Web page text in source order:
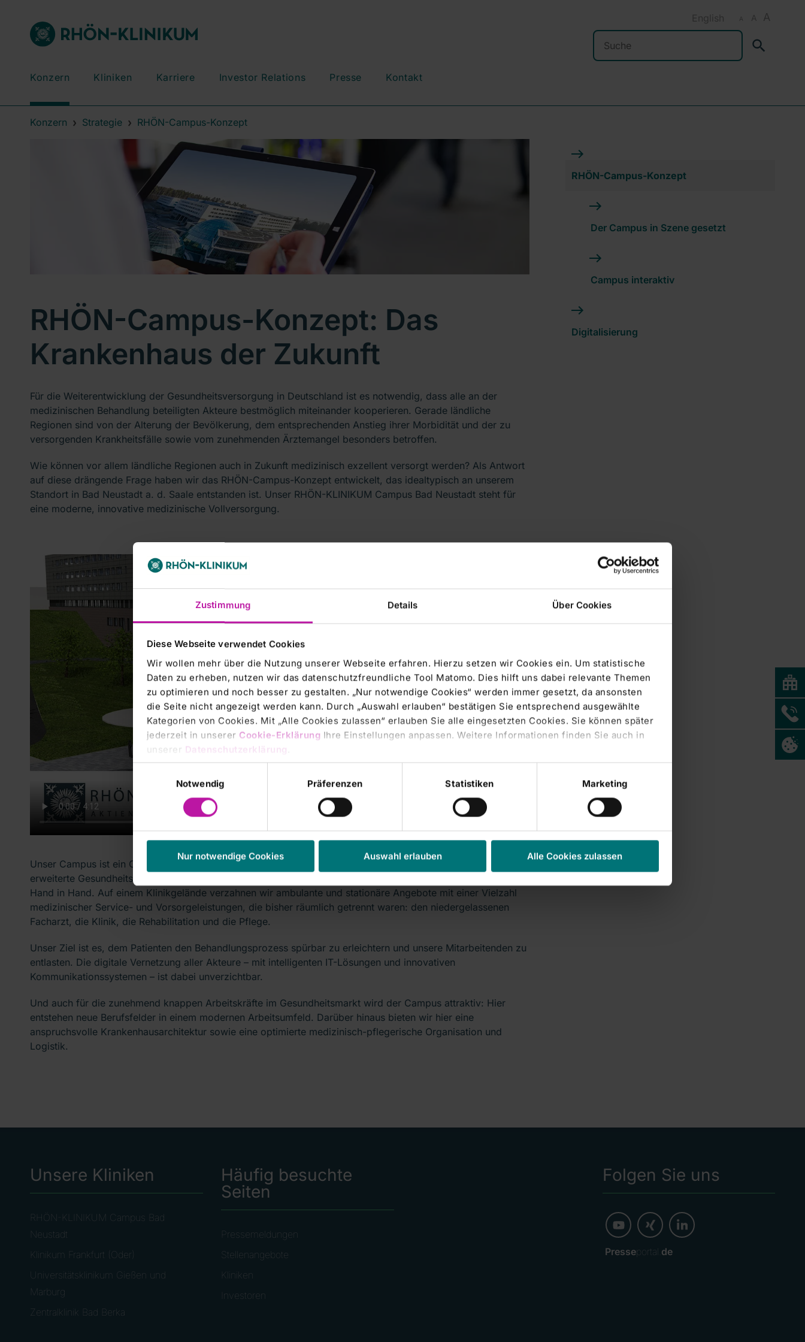
Zustimmung Details Über Cookies
Diese Webseite verwendet Cookies
Wir wollen mehr über die Nutzung unserer Webseite erfahren. Hierzu setzen wir Cookies ein. Um statistische
Daten zu erheben, nutzen wir das datenschutzfreundliche Tool Matomo. Dies hilft uns dabei relevante Themen
zu optimieren und noch besser zu gestalten. „Nur notwendige Cookies“ werden immer gesetzt, da ansonsten
die Seite nicht angezeigt werden kann. Durch „Auswahl erlauben“ bestätigen Sie entsprechend ausgewählte
Kategorien von Cookies. Mit „Alle Cookies zulassen“ erlauben Sie alle eingesetzten Cookies. Sie können später
jederzeit in unserer Cookie-Erklärung Ihre Einstellungen anpassen. Weitere Informationen finden Sie auch in
unserer Datenschutzerklärung
Einwilligungsauswahl
Notwendig
Präferenzen Statistiken Marketing
Nur notwendige Cookies Auswahl erlauben Alle Cookies zulassen
A A A
English
Suchen
Konzern Kliniken Karriere Investor Relations Presse Kontakt
Konzern Strategie RHÖN-Campus-Konzept
RHÖN-Campus-Konzept: Das
Krankenhaus der Zukunft
Für die Weiterentwicklung der Gesundheitsversorgung in Deutschland ist es notwendig, dass alle an der
medizinischen Behandlung beteiligten Akteure bestmöglich miteinander kooperieren. Gerade ländliche
Regionen sind von der Alterung der Bevölkerung, dem entsprechenden Anstieg ihrer Morbidität und der zu
versorgenden Krankheitsfälle sowie vom zunehmenden Ärztemangel besonders betroffen.
Wie können vor allem ländliche Regionen auch in Zukunft medizinisch exzellent versorgt werden? Als Antwort
auf diese drängende Frage haben wir das RHÖN-Campus-Konzept entwickelt, das idealtypisch an unserem
Standort in Bad Neustadt a. d. Saale entstanden ist. Unser RHÖN-KLINIKUM Campus Bad Neustadt steht für
eine moderne, innovative medizinische Vollversorgung.
Unser Campus ist ein Ort der Begegnung, an dem nicht nur medizinische Kernleistungen, sondern auch
erweiterte Gesundheitsdienstleistungen angeboten werden. Vorsorgen, Behandlung, Reha und Pflege arbeiten
Hand in Hand. Auf einem Klinikgelände verzahnen wir ambulante und stationäre Angebote mit einer Vielzahl
medizinischer Service- und Vorsorgeleistungen, die bisher räumlich getrennt waren: den niedergelassenen
Facharzt, die Klinik, die Rehabilitation und die Pflege.
Unser Ziel ist es, dem Patienten den Behandlungsprozess spürbar zu erleichtern und unsere Mitarbeitenden zu
entlasten. Die digitale Vernetzung aller Akteure – mit intelligenten IT-Lösungen und innovativen
Kommunikationssystemen – ist dabei unverzichtbar.
Und auch für die zunehmend knappen Arbeitskräfte im Gesundheitsmarkt wird der Campus attraktiv: Hier
entstehen neue Berufsfelder in einem modernen Arbeitsumfeld. Darüber hinaus bieten wir hier eine
anspruchsvolle Krankenhausarchitektur sowie eine optimierte medizinisch-pflegerische Organisation und
Logistik.
RHÖN-Campus-Konzept
Der Campus in Szene gesetzt
Campus interaktiv
Digitalisierung
Unsere Kliniken
RHÖN-KLINIKUM Campus Bad
Neustadt
Klinikum Frankfurt (Oder)
Universitätsklinikum Gießen und
Marburg
Zentralklinik Bad Berka
Häufig besuchte
Seiten
Pressemeldungen
Stellenangebote
Kliniken
Investoren
Folgen Sie uns
Presseportal. de